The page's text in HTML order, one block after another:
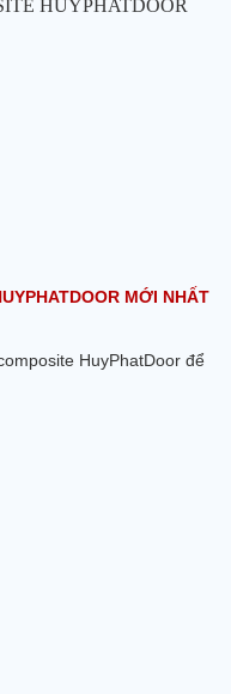
MỚI NHẤT
HuyPhatDoor để